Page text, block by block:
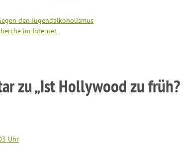
den Jugendalkoholismus
im Internet
zu „Ist Hollywood zu
Uhr